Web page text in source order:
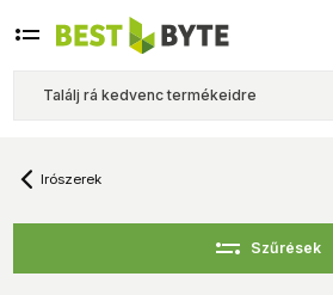
Irószerek
Szűrések